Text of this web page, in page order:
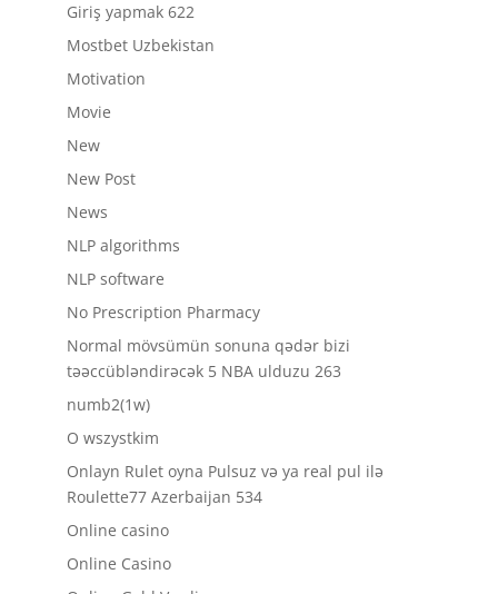
Giriş yapmak 622
Mostbet Uzbekistan
Motivation
Movie
New
New Post
News
NLP algorithms
NLP software
No Prescription Pharmacy
Normal mövsümün sonuna qədər bizi
təəccübləndirəcək 5 NBA ulduzu 263
numb2(1w)
O wszystkim
Onlayn Rulet oyna Pulsuz və ya real pul ilə
Roulette77 Azerbaijan 534
Online casino
Online Casino